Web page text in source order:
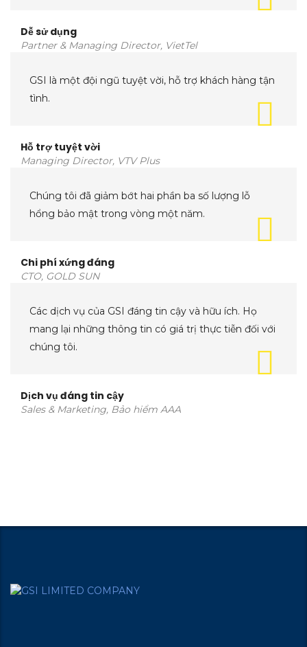
Dễ sử dụng
Partner & Managing Director, VietTel
GSI là một đội ngũ tuyệt vời, hỗ trợ khách hàng tận
tình.
Hỗ trợ tuyệt vời
Managing Director, VTV Plus
Chúng tôi đã giảm bớt hai phần ba số lượng lỗ
hổng bảo mật trong vòng một năm.
Chi phí xứng đáng
CTO, GOLD SUN
Các dịch vụ của GSI đáng tin cậy và hữu ích. Họ
mang lại những thông tin có giá trị thực tiễn đối với
chúng tôi.
Dịch vụ đáng tin cậy
Sales & Marketing, Bảo hiểm AAA